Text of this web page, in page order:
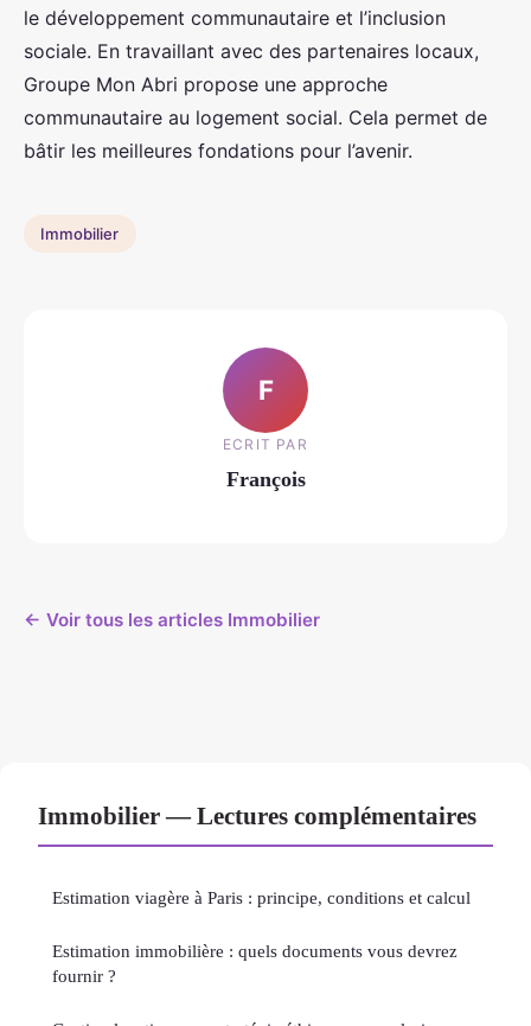
le développement communautaire et l’inclusion
sociale. En travaillant avec des partenaires locaux,
Groupe Mon Abri propose une approche
communautaire au logement social. Cela permet de
bâtir les meilleures fondations pour l’avenir.
Immobilier
F
ECRIT PAR
François
← Voir tous les articles Immobilier
Immobilier — Lectures complémentaires
Estimation viagère à Paris : principe, conditions et calcul
Estimation immobilière : quels documents vous devrez
fournir ?